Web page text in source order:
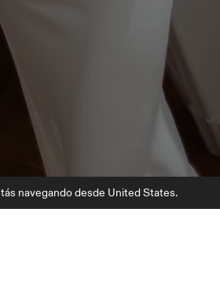
navegando desde United States.